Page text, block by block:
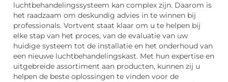
luchtbehandelingssysteem kan complex zijn. Daarom is
het raadzaam om deskundig advies in te winnen bij
professionals. Vortvent staat klaar om u te helpen bij
elke stap van het proces, van de evaluatie van uw
huidige systeem tot de installatie en het onderhoud van
een nieuwe luchtbehandelingskast. Met hun expertise en
uitgebreide assortiment aan producten, kunnen zij u
helpen de beste oplossingen te vinden voor de